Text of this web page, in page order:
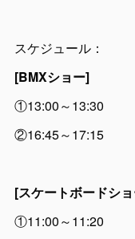
スケジュール：
[BMXショー]
②16:45～17:15
[スケー
①11:00～11:20